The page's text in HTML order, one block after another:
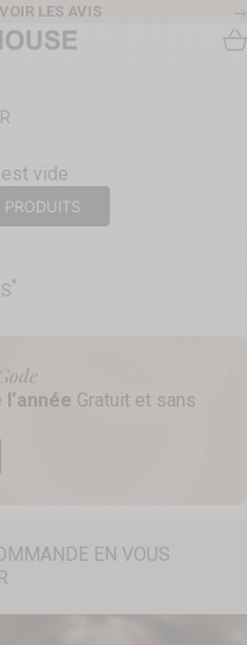
VOIR LES AVIS
vide
Gratuit et sans
EN VOUS